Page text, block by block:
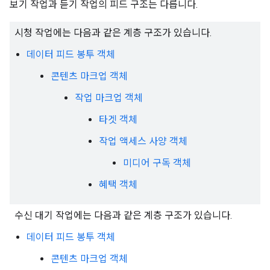
보기 작업과 듣기 작업의 피드 구조는 다릅니다.
시청 작업에는 다음과 같은 계층 구조가 있습니다.
데이터 피드 봉투 객체
콘텐츠 마크업 객체
작업 마크업 객체
타겟 객체
작업 액세스 사양 객체
미디어 구독 객체
혜택 객체
수신 대기 작업에는 다음과 같은 계층 구조가 있습니다.
데이터 피드 봉투 객체
콘텐츠 마크업 객체